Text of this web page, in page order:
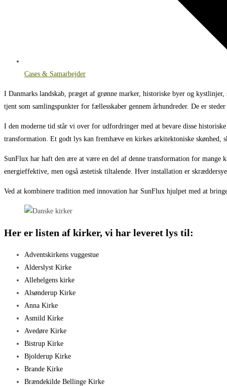
Cases & Samarbejder
I Danmarks landskab, præget af grønne marker, historiske byer og
tjent som samlingspunkter for fællesskaber gennem århundreder. De er
I den moderne tid står vi over for udfordringer med at bevare disse
transformation. Et godt lys kan fremhæve en kirkes arkitektoniske skønhed,
SunFlux har haft den ære at være en del af denne transformation for
energieffektive, men også æstetisk tiltalende. Hver installation er
Ved at kombinere tradition med innovation har SunFlux hjulpet med at
Her er listen af kirker, vi har leveret lys til:
Adventskirkens vuggestue
Alderslyst Kirke
Allehelgens kirke
Alsønderup Kirke
Anna Kirke
Asmild Kirke
Avedøre Kirke
Bistrup Kirke
Bjolderup Kirke
Brande Kirke
Brændekilde Bellinge Kirke